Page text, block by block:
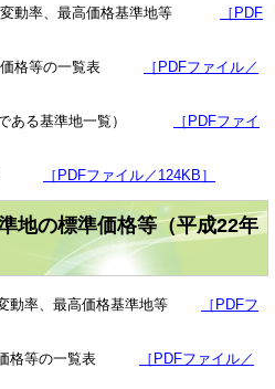
動率、最高価格基準地等
［PDF
格等の一覧表
［PDFファイル／
る基準地一覧）
［PDFファイ
表 ［PDFファイル／124KB］
地の標準価格等（平成22年
率、最高価格基準地等
［PDFフ
格等の一覧表
［PDFファイル／